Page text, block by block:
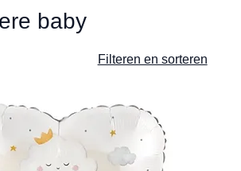
baby
Filteren en sorteren